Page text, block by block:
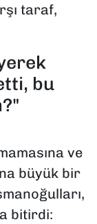
taraf,
bu
ve
büyük bir
bitirdi: